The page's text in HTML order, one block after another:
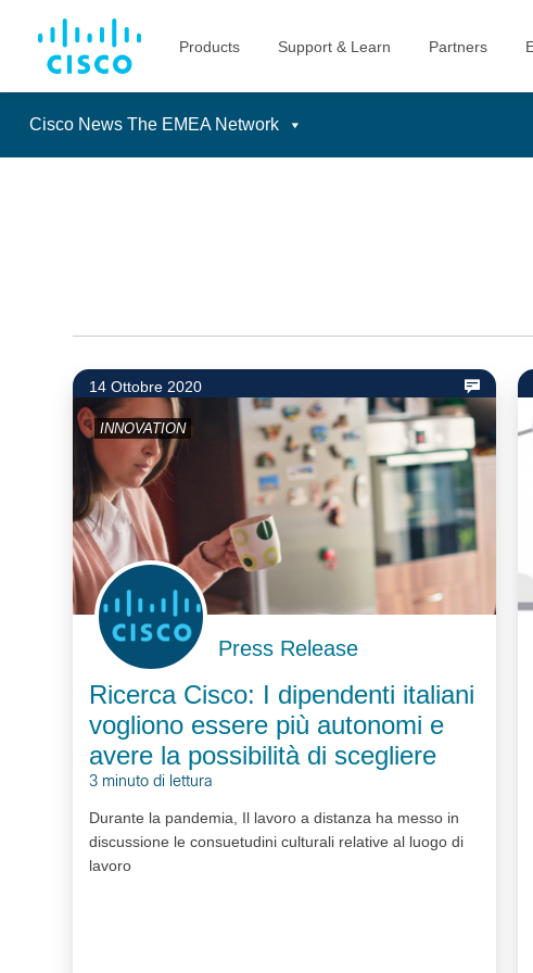
Cisco News The EMEA Network
14 Ottobre 2020
INNOVATION
Press Release
Ricerca Cisco: I dipendenti italiani
vogliono essere più autonomi e
avere la possibilità di scegliere
3 minuto di lettura
Durante la pandemia, Il lavoro a distanza ha messo in
discussione le consuetudini culturali relative al luogo di
lavoro